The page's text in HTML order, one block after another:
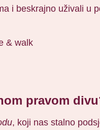
i beskrajno uživali u
pravom
, koji nas stalno